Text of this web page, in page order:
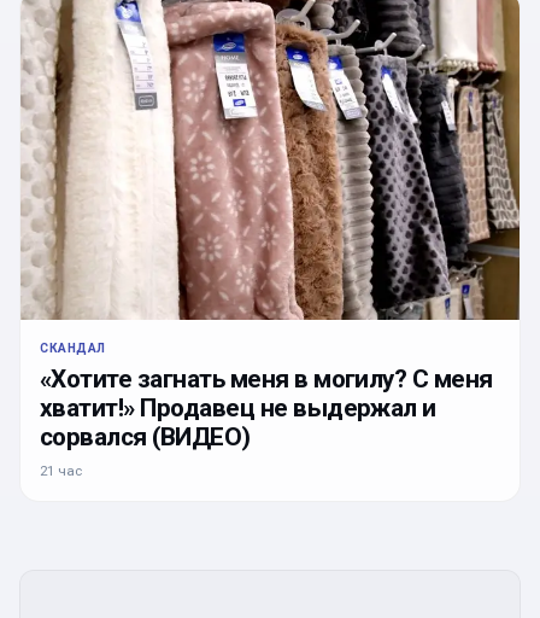
СКАНДАЛ
«Хотите загнать меня в могилу? С меня
хватит!» Продавец не выдержал и
сорвался (ВИДЕО)
21 час